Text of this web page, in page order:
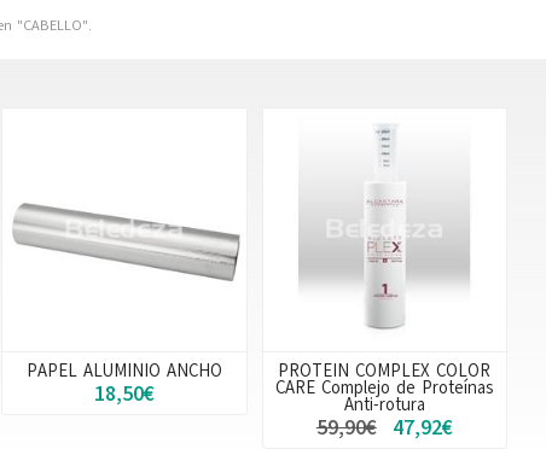
"CABELLO".
PAPEL ALUMINIO ANCHO
18,50€
PROTEIN COMPLEX COLOR
CARE Complejo de Proteínas
Anti-rotura
59,90€ 47,92€